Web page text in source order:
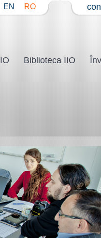
EN RO
Biblioteca IIO